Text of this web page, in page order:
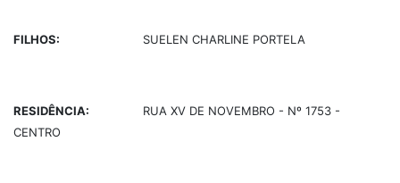
FILHOS: SUELEN CHARLINE PORTELA
RESIDÊNCIA: RUA XV DE NOVEMBRO - Nº 1753 -
CENTRO